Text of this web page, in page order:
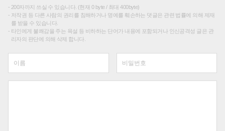
200자까지 쓰실 수 있습니다. (현재 0 byte / 최대 400byte)
저작권 등 다른 사람의 권리를 침해하거나 명예를 훼손하는 댓글은 관련 법률에 의해 제재
를 받을 수 있습니다.
타인에게 불쾌감을 주는 욕설 등 비하하는 단어가 내용에 포함되거나 인신공격성 글은 관
리자의 판단에 의해 삭제 합니다.